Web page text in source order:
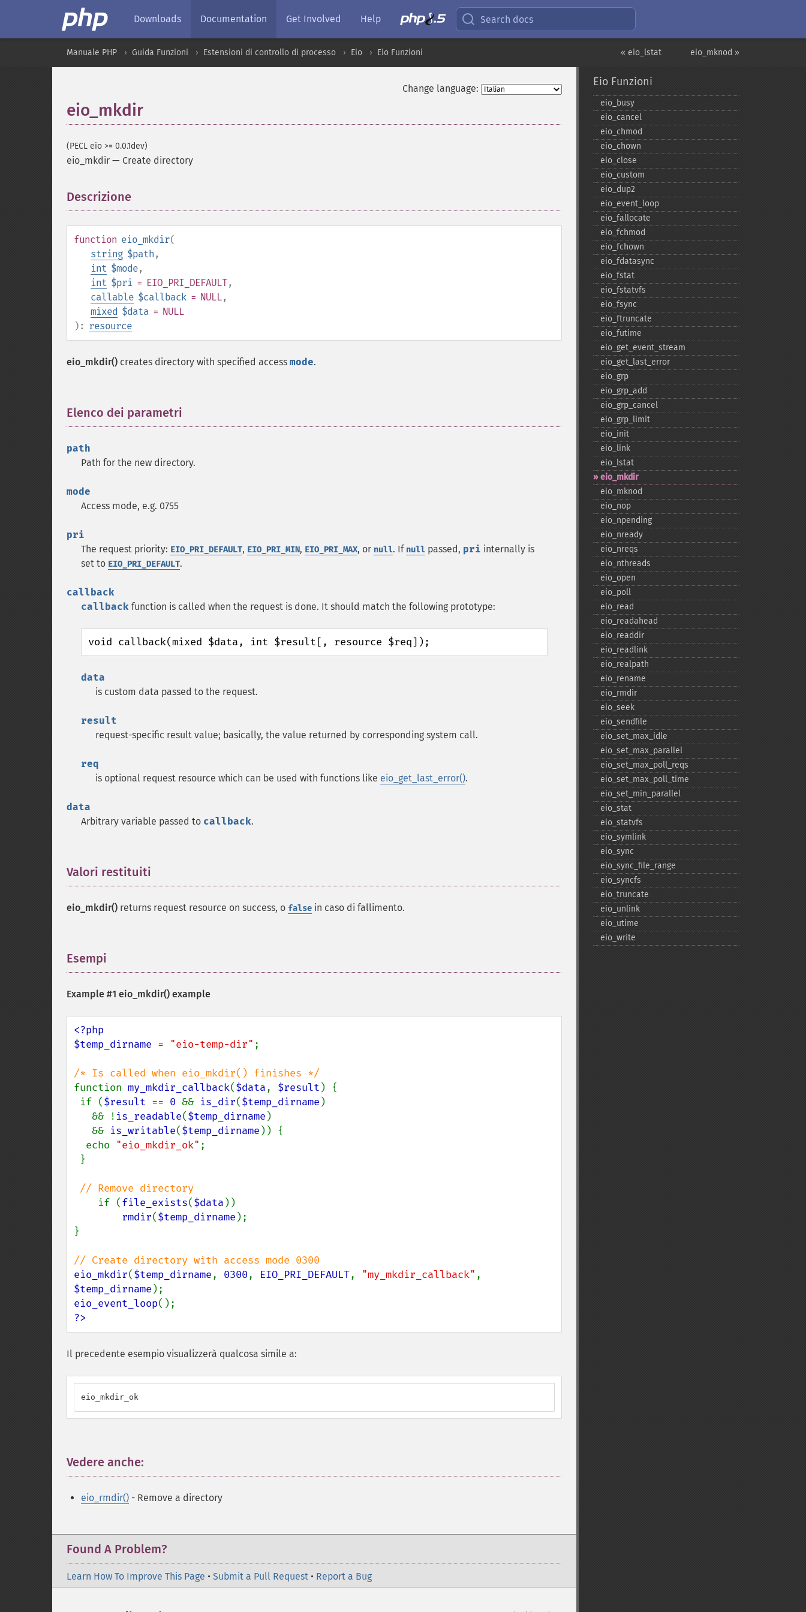
Downloads Documentation Get Involved Help Search docs
eio_mknod »
« eio_lstat
Manuale PHP Guida Funzioni Estensioni di controllo di processo Eio Eio Funzioni
Change language:
eio_mkdir
(PECL eio >= 0.0.1dev)
eio_mkdir — Create directory
Descrizione
function eio_mkdir(
string $path ,
int $mode,
int $pri = EIO_PRI_DEFAULT,
callable $callback = NULL,
mixed $data = NULL
): resource
eio_mkdir() creates directory with specified access mode.
Elenco dei parametri
path
Path for the new directory.
mode
Access mode, e.g. 0755
pri
The request priority: EIO_PRI_DEFAULT, EIO_PRI_MIN, EIO_PRI_MAX, or null. If null passed, pri internally is
set to EIO_PRI_DEFAULT.
callback
callback function is called when the request is done. It should match the following prototype:
void callback(mixed $data, int $result[, resource $req]);
data
is custom data passed to the request.
result
request-specific result value; basically, the value returned by corresponding system call.
req
is optional request resource which can be used with functions like eio_get_last_error().
data
Arbitrary variable passed to callback.
Valori restituiti
eio_mkdir() returns request resource on success, o false in caso di fallimento.
Esempi
Example #1 eio_mkdir() example
<?php
$temp_dirname = "eio-temp-dir" ;
function my_mkdir_callback($data, $result ) {
if ($result == 0 && is_dir($temp_dirname )
   && !
is_readable($temp_dirname )
   &&
is_writable($temp_dirname )) {
  echo
"eio_mkdir_ok" ;
// Remove directory
if (file_exists($data ))
rmdir($temp_dirname );
}
eio_mkdir($temp_dirname, 0300, EIO_PRI_DEFAULT, "my_mkdir_callback"
$temp_dirname
eio_event_loop
?>
Il precedente esempio visualizzerà qualcosa simile a:
eio_mkdir_ok
Vedere anche:
eio_rmdir() - Remove a directory
Found A Problem?
Learn How To Improve This Page • Submit a Pull Request • Report a Bug
Eio Funzioni
eio_​busy
eio_​cancel
eio_​chmod
eio_​chown
eio_​close
eio_​custom
eio_​dup2
eio_​event_​loop
eio_​fallocate
eio_​fchmod
eio_​fchown
eio_​fdatasync
eio_​fstat
eio_​fstatvfs
eio_​fsync
eio_​ftruncate
eio_​futime
eio_​get_​event_​stream
eio_​get_​last_​error
eio_​grp
eio_​grp_​add
eio_​grp_​cancel
eio_​grp_​limit
eio_​init
eio_​link
eio_​lstat
eio_​mkdir
eio_​mknod
eio_​nop
eio_​npending
eio_​nready
eio_​nreqs
eio_​nthreads
eio_​open
eio_​poll
eio_​read
eio_​readahead
eio_​readdir
eio_​readlink
eio_​realpath
eio_​rename
eio_​rmdir
eio_​seek
eio_​sendfile
eio_​set_​max_​idle
eio_​set_​max_​parallel
eio_​set_​max_​poll_​reqs
eio_​set_​max_​poll_​time
eio_​set_​min_​parallel
eio_​stat
eio_​statvfs
eio_​symlink
eio_​sync
eio_​sync_​file_​range
eio_​syncfs
eio_​truncate
eio_​unlink
eio_​utime
eio_​write